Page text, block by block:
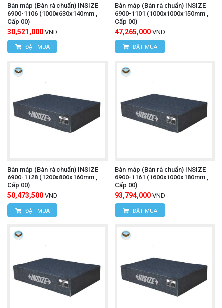
Bàn máp (Bàn rà chuẩn) INSIZE
6900-1106 (1000x630x140mm ,
Cấp 00)
30,521,000 VND
ĐẶT MUA
Bàn máp (Bàn rà chuẩn) INSIZE
6900-1101 (1000x1000x150mm ,
Cấp 00)
47,265,000 VND
ĐẶT MUA
Bàn máp (Bàn rà chuẩn) INSIZE
6900-1128 (1200x800x160mm ,
Cấp 00)
50,473,500 VND
ĐẶT MUA
Bàn máp (Bàn rà chuẩn) INSIZE
6900-1161 (1600x1000x180mm ,
Cấp 00)
93,794,000 VND
ĐẶT MUA